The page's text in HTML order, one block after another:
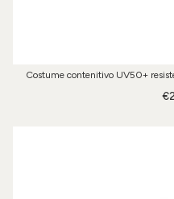
Costume contenitivo UV50+